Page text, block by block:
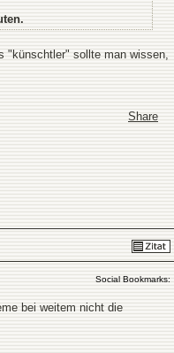
"künschtler" sollte man wissen,
Share
Social Bookmarks:
bei weitem nicht die